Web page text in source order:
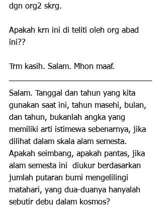
dgn org2 skrg.
Apakah krn ini di teliti oleh org abad
ini??
Trm kasih. Salam. Mhon maaf.
Salam. Tanggal dan tahun yang kita
gunakan saat ini, tahun masehi, bulan,
dan tahun, bukanlah angka yang
memiliki arti istimewa sebenarnya, jika
dilihat dalam skala alam semesta.
Apakah seimbang, apakah pantas, jika
alam semesta ini  diukur berdasarkan
jumlah putaran bumi mengelilingi
matahari, yang dua-duanya hanyalah
sebutir debu dalam kosmos?